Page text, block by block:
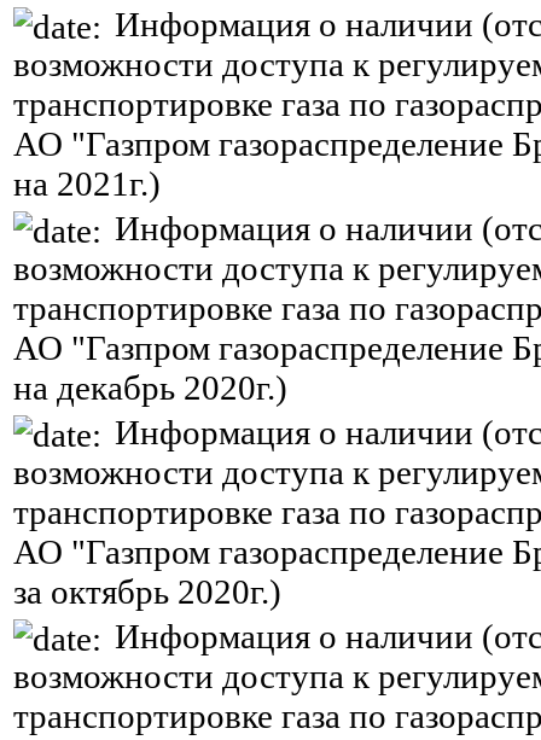
Информация о наличии
возможности доступа к
транспортировке газа по
АО "Газпром газораспределение
на 2021г.)
Информация о наличии
возможности доступа к
транспортировке газа по
АО "Газпром газораспределение
на декабрь 2020г.)
Информация о наличии
возможности доступа к
транспортировке газа по
АО "Газпром газораспределение
за октябрь 2020г.)
Информация о наличии
возможности доступа к
транспортировке газа по